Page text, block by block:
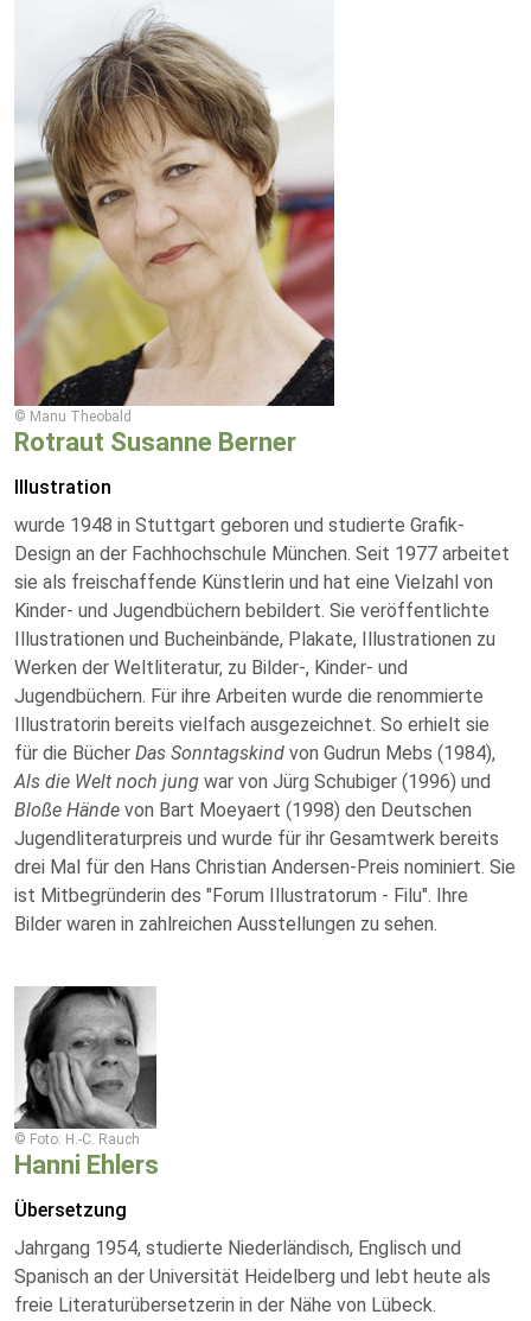
© Manu Theobald
Rotraut Susanne Berner
Illustration
wurde 1948 in Stuttgart geboren und studierte Grafik-
Design an der Fachhochschule München. Seit 1977 arbeitet
sie als freischaffende Künstlerin und hat eine Vielzahl von
Kinder- und Jugendbüchern bebildert. Sie veröffentlichte
Illustrationen und Bucheinbände, Plakate, Illustrationen zu
Werken der Weltliteratur, zu Bilder-, Kinder- und
Jugendbüchern. Für ihre Arbeiten wurde die renommierte
Illustratorin bereits vielfach ausgezeichnet. So erhielt sie
für die Bücher Das Sonntagskind von Gudrun Mebs (1984),
Als die Welt noch jung war von Jürg Schubiger (1996) und
Bloße Hände von Bart Moeyaert (1998) den Deutschen
Jugendliteraturpreis und wurde für ihr Gesamtwerk bereits
drei Mal für den Hans Christian Andersen-Preis nominiert. Sie
ist Mitbegründerin des "Forum Illustratorum - Filu". Ihre
Bilder waren in zahlreichen Ausstellungen zu sehen.
© Foto: H.-C. Rauch
Hanni Ehlers
Übersetzung
Jahrgang 1954, studierte Niederländisch, Englisch und
Spanisch an der Universität Heidelberg und lebt heute als
freie Literaturübersetzerin in der Nähe von Lübeck.